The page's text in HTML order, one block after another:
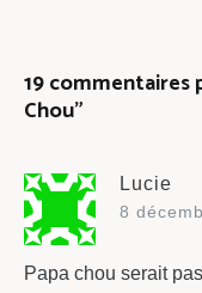
19 commentaires
Chou”
Lucie
8
Papa chou serait